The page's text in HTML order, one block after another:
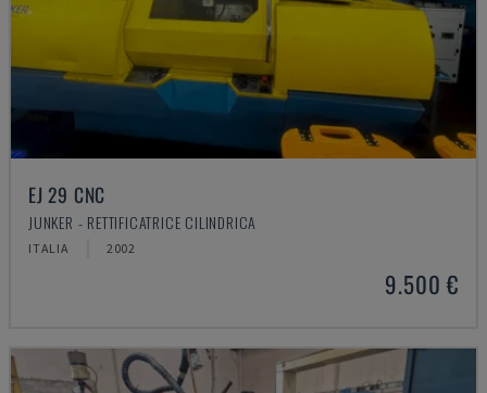
EJ 29 CNC
JUNKER - RETTIFICATRICE CILINDRICA
ITALIA 2002
9.500 €